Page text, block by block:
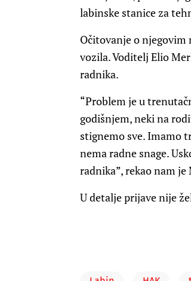
labinske stanice za
Očitovanje o
vozila. Voditelj Elio
radnika.
“Problem je u
godišnjem, neki na
stignemo sve. Imamo
nema radne snage.
radnika”, rekao nam
U detalje prijave nije